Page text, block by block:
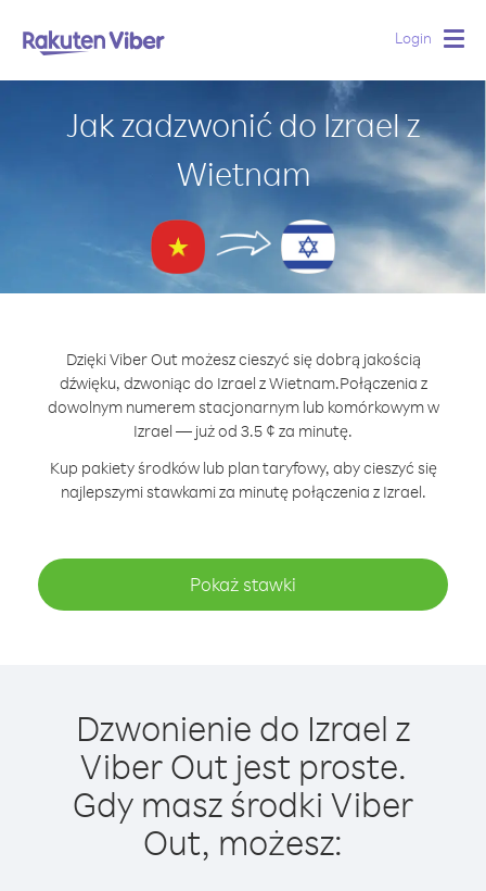
Login
Jak zadzwonić do Izrael z
Wietnam
Dzięki Viber Out możesz cieszyć się dobrą jakością
dźwięku, dzwoniąc do Izrael z Wietnam.Połączenia z
dowolnym numerem stacjonarnym lub komórkowym w
Izrael — już od 3.5 ¢ za minutę.
Kup pakiety środków lub plan taryfowy, aby cieszyć się
najlepszymi stawkami za minutę połączenia z Izrael.
Pokaż stawki
Dzwonienie do Izrael z
Viber Out jest proste.
Gdy masz środki Viber
Out, możesz: